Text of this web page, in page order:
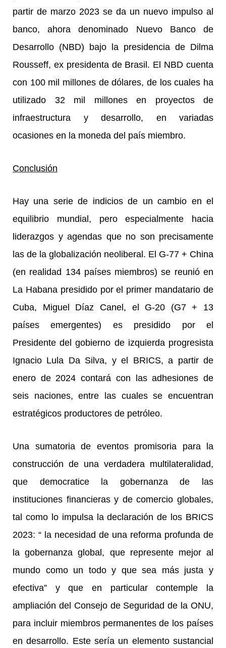
partir de marzo 2023 se da un nuevo impulso al
banco, ahora denominado Nuevo Banco de
Desarrollo (NBD) bajo la presidencia de Dilma
Rousseff, ex presidenta de Brasil. El NBD cuenta
con 100 mil millones de dólares, de los cuales ha
utilizado 32 mil millones en proyectos de
infraestructura y desarrollo, en variadas
ocasiones en la moneda del país miembro.
Conclusión
Hay una serie de indicios de un cambio en el
equilibrio mundial, pero especialmente hacia
liderazgos y agendas que no son precisamente
las de la globalización neoliberal. El G-77 + China
(en realidad 134 países miembros) se reunió en
La Habana presidido por el primer mandatario de
Cuba, Miguel Díaz Canel, el G-20 (G7 + 13
países emergentes) es presidido por el
Presidente del gobierno de izquierda progresista
Ignacio Lula Da Silva, y el BRICS, a partir de
enero de 2024 contará con las adhesiones de
seis naciones, entre las cuales se encuentran
estratégicos productores de petróleo.
Una sumatoria de eventos promisoria para la
construcción de una verdadera multilateralidad,
que democratice la gobernanza de las
instituciones financieras y de comercio globales,
tal como lo impulsa la declaración de los BRICS
2023: “ la necesidad de una reforma profunda de
la gobernanza global, que represente mejor al
mundo como un todo y que sea más justa y
efectiva” y que en particular contemple la
ampliación del Consejo de Seguridad de la ONU,
para incluir miembros permanentes de los países
en desarrollo. Este sería un elemento sustancial